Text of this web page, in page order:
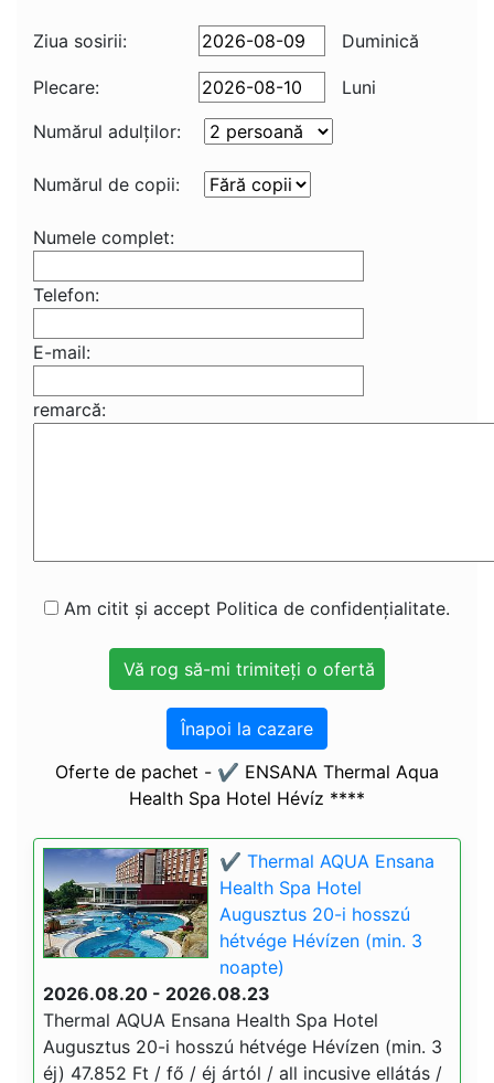
Ziua sosirii: Duminică
Plecare:
Luni
Numărul adulţilor:
Numărul de copii:
Numele complet:
Telefon:
E-mail:
remarcă:
Am citit și accept Politica de confidențialitate.
Înapoi la cazare
Oferte de pachet - ✔️ ENSANA Thermal Aqua
Health Spa Hotel Hévíz ****
✔️ Thermal AQUA Ensana
Health Spa Hotel
Augusztus 20-i hosszú
hétvége Hévízen (min. 3
noapte)
2026.08.20 - 2026.08.23
Thermal AQUA Ensana Health Spa Hotel
Augusztus 20-i hosszú hétvége Hévízen (min. 3
éj) 47.852 Ft / fő / éj ártól / all incusive ellátás /